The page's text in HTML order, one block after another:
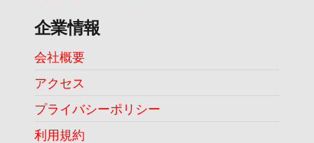
企業情報
会社概要
アクセス
プライバシーポリシー
利用規約